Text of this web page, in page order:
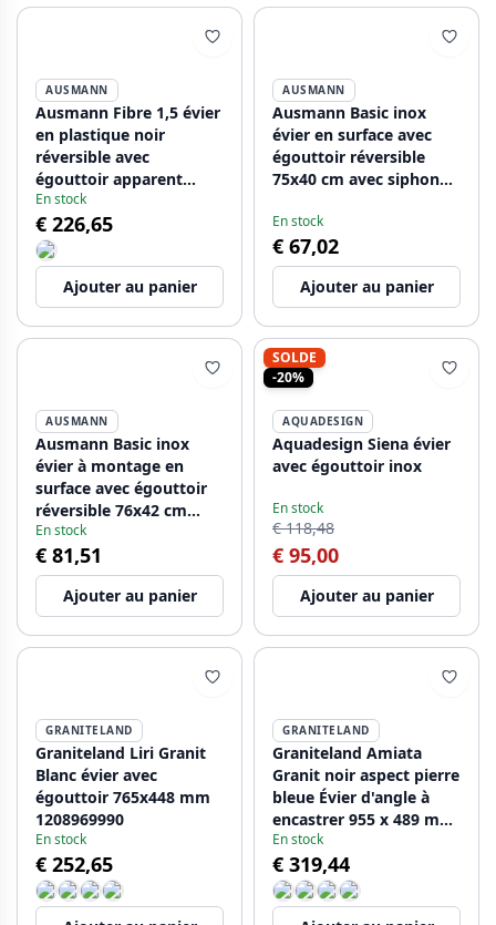
AUSMANN
Ausmann Fibre 1,5 évier
en plastique noir
réversible avec
égouttoir apparent
100x50 cm 1208956783
En stock
€ 226,65
Ajouter au panier
AUSMANN
Ausmann Basic inox
évier en surface avec
égouttoir réversible
75x40 cm avec siphon
En stock
€ 67,02
Ajouter au panier
AUSMANN
Ausmann Basic inox
évier à montage en
surface avec égouttoir
réversible 76x42 cm
avec siphon 1208956978
En stock
€ 81,51
Ajouter au panier
SOLDE
-20%
AQUADESIGN
Aquadesign Siena évier
avec égouttoir inox
En stock
€ 118,48
€ 95,00
Ajouter au panier
GRANITELAND
Graniteland Liri Granit
Blanc évier avec
égouttoir 765x448 mm
1208969990
En stock
€ 252,65
GRANITELAND
Graniteland Amiata
Granit noir aspect pierre
bleue Évier d'angle à
encastrer 955 x 489 mm
avec bouchon en acier
inoxydable 1208970620
En stock
€ 319,44